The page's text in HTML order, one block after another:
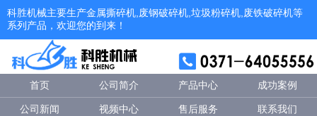
科胜机械主要生产金属撕碎机,废钢破碎机,垃圾粉碎机,废铁破碎机等
系列产品，欢迎您的到来！
首页 公司简介 产品中心 成功案例
公司新闻 视频中心 售后服务 联系我们